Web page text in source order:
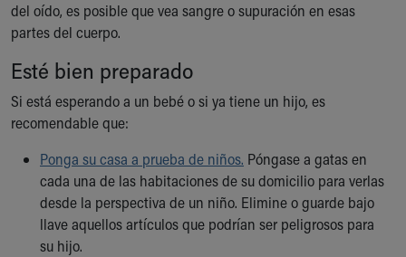
del oído, es posible que vea sangre o supuración en esas
partes del cuerpo.
Esté bien preparado
Si está esperando a un bebé o si ya tiene un hijo, es
recomendable que:
Ponga su casa a prueba de niños. Póngase a gatas en
cada una de las habitaciones de su domicilio para verlas
desde la perspectiva de un niño. Elimine o guarde bajo
llave aquellos artículos que podrían ser peligrosos para
su hijo.